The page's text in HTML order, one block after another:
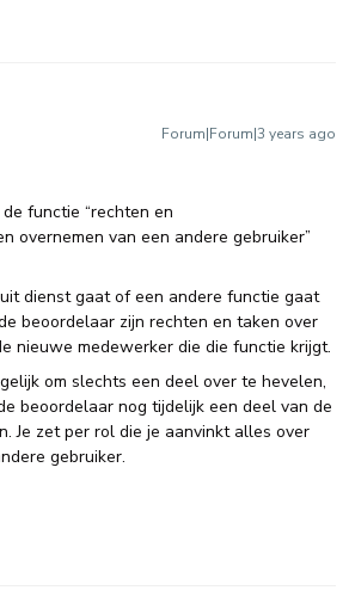
Forum|Forum|3 years ago
functie “rechten en
overnemen van een andere gebruiker”
dienst gaat of een andere functie gaat
beoordelaar zijn rechten en taken over
nieuwe medewerker die die functie krijgt.
om slechts een deel over te hevelen,
beoordelaar nog tijdelijk een deel van de
Je zet per rol die je aanvinkt alles over
gebruiker.